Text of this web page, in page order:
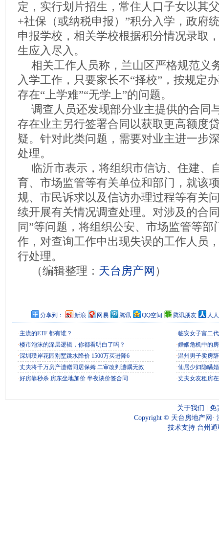
定，实行划片招生，常住人口子女以其
+社保（或纳税申报）”积分入学，政府
申报学校，相关学校根据积分情况录取
生应入尽入。
相关工作人员称，兰山区严格规范义
入学工作，只要家长不“择校”，按规定
存在“上学难”“无学上”的问题。
调查人员还发现部分业主提供的合同
存在业主另行签署合同以获取更高额度
疑。针对此类问题，需要对业主进一步
处理。
临沂市表示，将组织市信访、住建、
育、市场监管等有关单位和部门，就该
规、市民诉求以及信访办理过程等有关
续开展有关情况调查处理。对涉及的合
同”等问题，将组织公安、市场监管等部
作，对查询工作中出现失误的工作人员
行处理。
（编辑整理： 天台房产网 ）
分享到： 新浪 网易 腾讯 QQ空间 腾讯朋友 人
·主流的ETF 都有谁？
·楼市泡沫的深层逻辑，你都看明白了吗？
·深圳璞岸花园别墅跳水降价 1500万买进降6
·丈夫将千万房产遗赠同居保姆 二审改判遗嘱无效
·好房靠秒杀 房东坐地加价 半夜谈价签合同
·临安女子富二
·婚姻危机中的
·温州男子卖房
·仙居少妇隐瞒
·丈夫女友租房
关于我们
免
Copyright © 天台房地产网 ·
技术支持 台州